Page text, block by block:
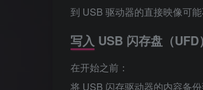
到 USB 驱动器的直接映像可
写入 USB 闪存盘（UFD
在开始之前：
将 USB 闪存驱动器的内容备